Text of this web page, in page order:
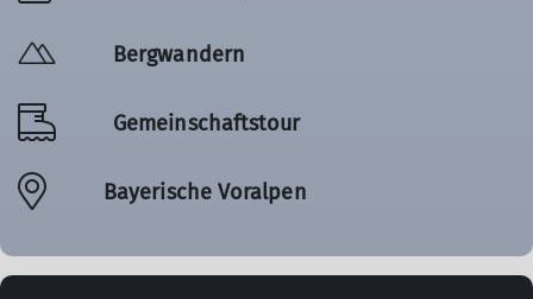
Bergwandern
Gemeinschaftstour
Bayerische Voralpen